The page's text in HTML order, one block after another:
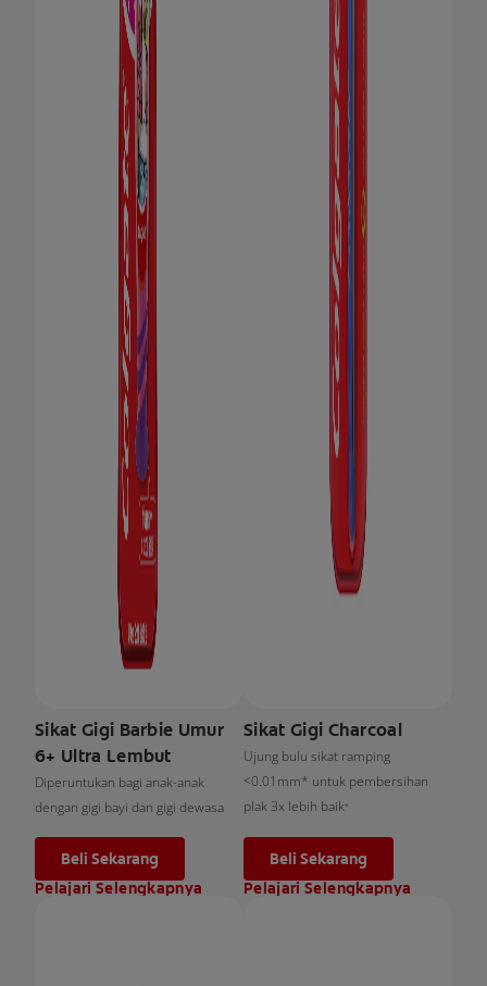
Sikat Gigi Barbie Umur
6+ Ultra Lembut
Diperuntukan bagi anak-anak
dengan gigi bayi dan gigi dewasa
Beli Sekarang
Pelajari Selengkapnya
Sikat Gigi Charcoal
Ujung bulu sikat ramping
<0.01mm* untuk pembersihan
plak 3x lebih baik⁺
Beli Sekarang
Pelajari Selengkapnya